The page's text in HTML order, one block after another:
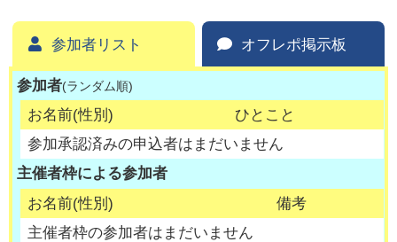
参加者リスト オフレポ掲示板
参加者(ランダム順)
お名前(性別)
ひとこと
参加承認済みの申込者はまだいません
主催者枠による参加者
お名前(性別)
備考
主催者枠の参加者はまだいません